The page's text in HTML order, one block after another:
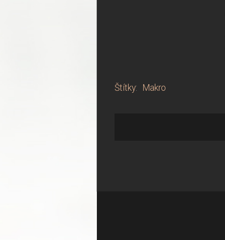
Štítky: Makro